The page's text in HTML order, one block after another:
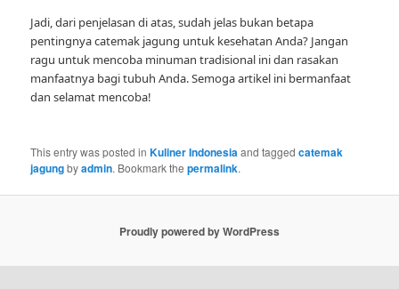
Jadi, dari penjelasan di atas, sudah jelas bukan betapa
pentingnya catemak jagung untuk kesehatan Anda? Jangan
ragu untuk mencoba minuman tradisional ini dan rasakan
manfaatnya bagi tubuh Anda. Semoga artikel ini bermanfaat
dan selamat mencoba!
This entry was posted inKuliner Indonesiaand taggedcatemak
jagungbyadmin. Bookmark thepermalink.
Proudly powered by WordPress